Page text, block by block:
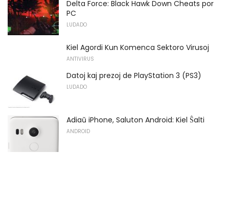
Delta Force: Black Hawk Down Cheats por
PC
LUDADO
Kiel Agordi Kun Komenca Sektoro Virusoj
ANTIVIRUS
Datoj kaj prezoj de PlayStation 3 (PS3)
LUDADO
Adiaŭ iPhone, Saluton Android: Kiel Ŝalti
ANDROID